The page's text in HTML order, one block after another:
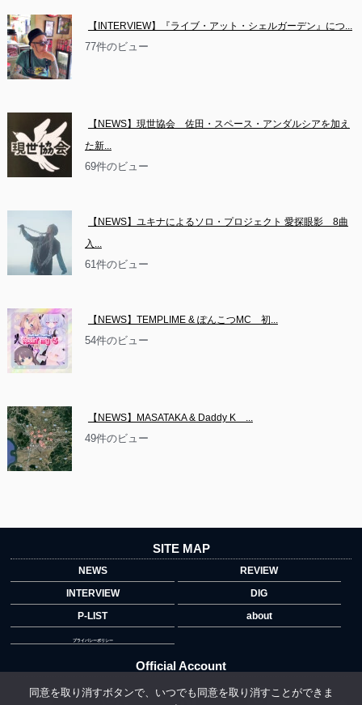
【INTERVIEW】『ライブ・アット・シェルガーデン』につ...
77件のビュー
【NEWS】現世協会　佐田・スペース・アンダルシアを加え
た新...
69件のビュー
【NEWS】ユキナによるソロ・プロジェクト 愛探眼影　8曲
入...
61件のビュー
【NEWS】TEMPLIME & ぽんこつMC　初...
54件のビュー
【NEWS】MASATAKA & Daddy K　...
49件のビュー
SITE MAP
NEWS
REVIEW
INTERVIEW
DIG
P-LIST
about
プライバシーポリシー
Official Account
同意を取り消すボタンで、いつでも同意を取り消すことができま